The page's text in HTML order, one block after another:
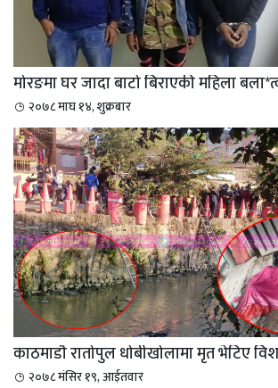
मोरङमा घर जादा बाटो बिराएकी महिला
२०७८ माघ १४, शुक्रबार
काठमाडौ रातोपुल धोबीखोलामा मृत भेटिए
२०७८ मंसिर १९, आईतवार